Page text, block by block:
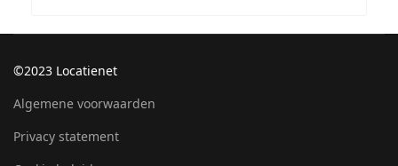
©2023 Locatienet
Algemene voorwaarden
Privacy statement